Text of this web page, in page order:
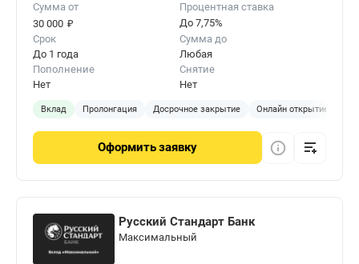
Сумма от
30 000 ₽
Процентная ставка
До 7,75%
Срок
До 1 года
Сумма до
Любая
Пополнение
Нет
Снятие
Нет
Вклад Пролонгация Досрочное закрытие Онлайн открытие
Оформитьзаявку
Русский Стандарт Банк
Максимальный